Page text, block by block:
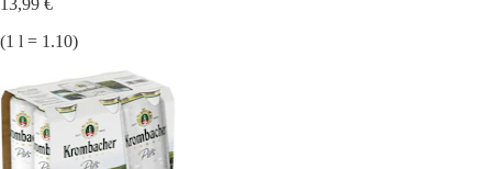
(1 l = 1.10)